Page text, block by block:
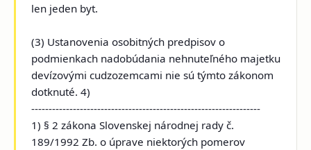
len jeden byt.
(3) Ustanovenia osobitných predpisov o
podmienkach nadobúdania nehnuteľného majetku
devízovými cudzozemcami nie sú týmto zákonom
dotknuté. 4)
------------------------------------------------------------------
1) § 2 zákona Slovenskej národnej rady č.
189/1992 Zb. o úprave niektorých pomerov